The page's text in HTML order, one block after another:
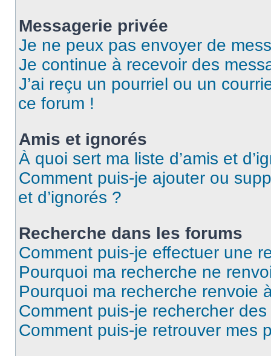
Messagerie privée
Je ne peux pas envoyer de
Je continue à recevoir des
J’ai reçu un pourriel ou un
ce forum !
Amis et ignorés
À quoi sert ma liste d’amis et
Comment puis-je ajouter ou
et d’ignorés ?
Recherche dans les forums
Comment puis-je effectuer une
Pourquoi ma recherche ne
Pourquoi ma recherche renvoie
Comment puis-je rechercher
Comment puis-je retrouver mes